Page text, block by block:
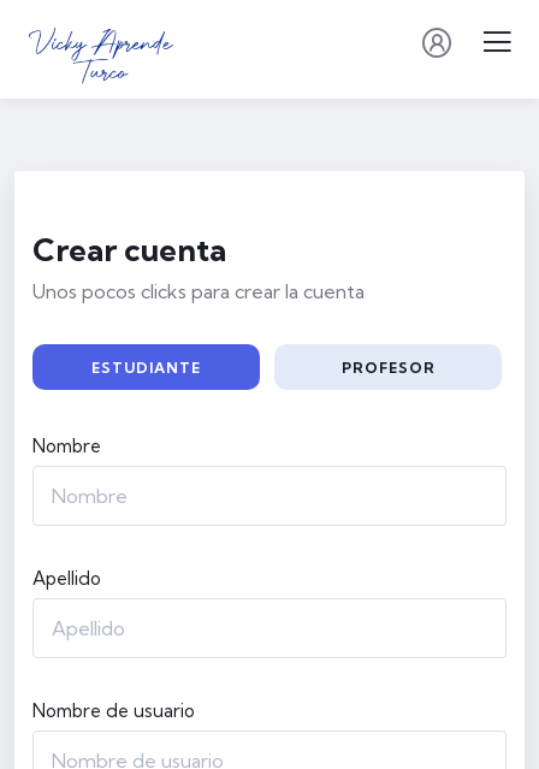
Crear cuenta
Unos pocos clicks para crear la cuenta
ESTUDIANTE PROFESOR
Nombre
Apellido
Nombre de usuario